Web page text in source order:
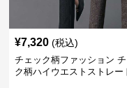
¥7,320 (税込)
チェック柄ファッション チ
ク柄ハイウエストストレー